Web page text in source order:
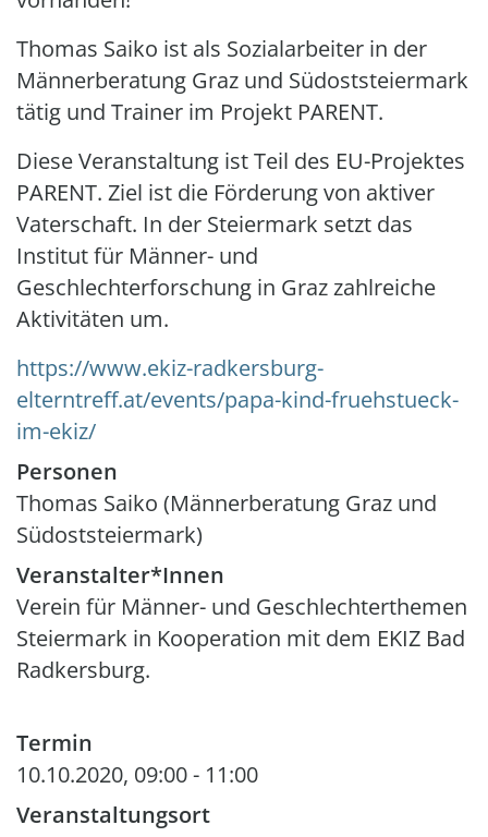
Thomas Saiko ist als Sozialarbeiter in der
Männerberatung Graz und Südoststeiermark
tätig und Trainer im Projekt PARENT.
Diese Veranstaltung ist Teil des EU-Projektes
PARENT. Ziel ist die Förderung von aktiver
Vaterschaft. In der Steiermark setzt das
Institut für Männer- und
Geschlechterforschung in Graz zahlreiche
Aktivitäten um.
https://www.ekiz-radkersburg-
elterntreff.at/events/papa-kind-fruehstueck-
im-ekiz/
Personen
Thomas Saiko (Männerberatung Graz und
Südoststeiermark)
Veranstalter*Innen
Verein für Männer- und Geschlechterthemen
Steiermark in Kooperation mit dem EKIZ Bad
Radkersburg.
Termin
10.10.2020, 09:00- 11:00
Veranstaltungsort